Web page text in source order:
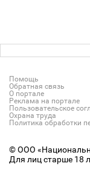
Помощь
Обратная связь
О портале
Реклама на портале
Пользовательское
Охрана труда
Политика обработки
© ООО
Для лиц старше 18